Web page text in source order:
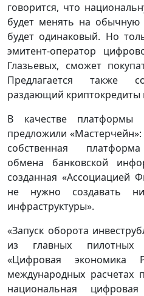
говорится, что
будет менять на обычную
будет одинаковый. Но
эмитент-оператор
Глазьевых, сможет
Предлагается также
раздающий криптокредиты
В качестве платформы
предложили
собственная
обмена банковской
созданная «Ассоциацией
не нужно создавать
инфраструктуры».
«Запуск оборота
из главных пилотных
«Цифровая
международных расчетах
национальная